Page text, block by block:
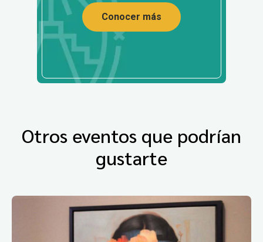
Conocer más
Otros eventos que podrían
gustarte